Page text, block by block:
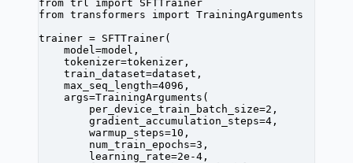
from trl import SFTTrainer
from transformers import TrainingArguments
trainer = SFTTrainer(
    model
=model,
    tokenizer
=tokenizer,
    train_dataset
=dataset,
    max_seq_length
=4096 ,
    args
=TrainingArguments(
        per_device_train_batch_size
=2 ,
        gradient_accumulation_steps
=4 ,
        warmup_steps
=10 ,
        num_train_epochs
=3 ,
        learning_rate
=2e-4 ,